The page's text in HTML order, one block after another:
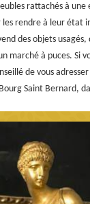
rattachés à
les rendre à leur état
des objets usagés,
marché à puces. Si
de vous
Saint Bernard,